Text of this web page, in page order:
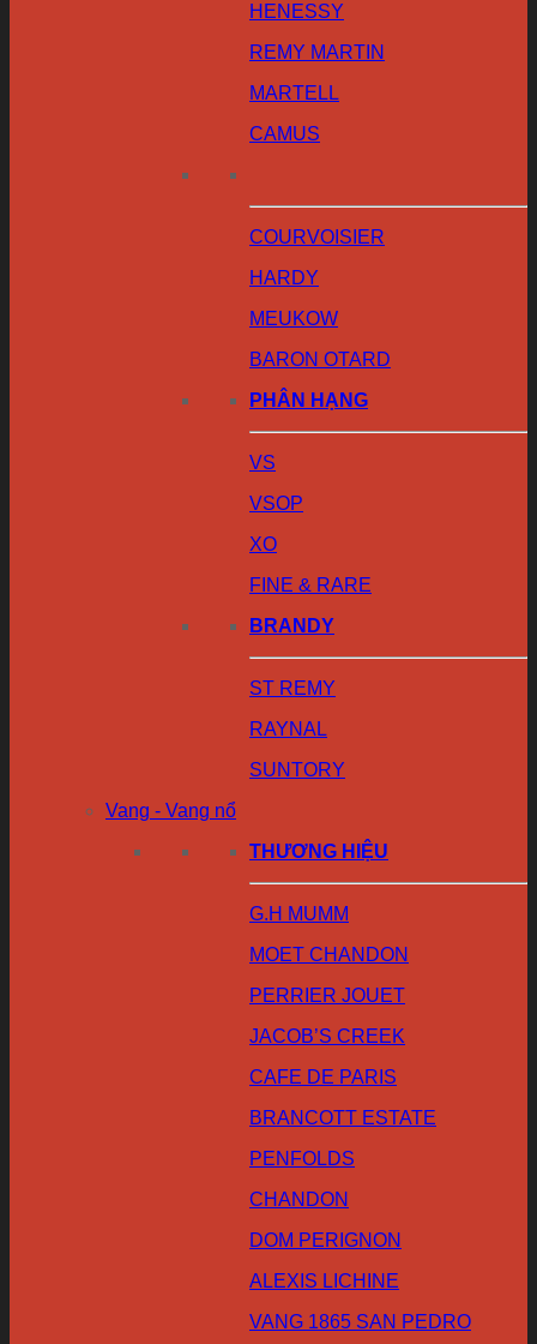
HENESSY
REMY MARTIN
MARTELL
CAMUS
COURVOISIER
HARDY
MEUKOW
BARON OTARD
PHÂN HẠNG
VS
VSOP
XO
FINE & RARE
BRANDY
ST REMY
RAYNAL
SUNTORY
Vang - Vang nổ
THƯƠNG HIỆU
G.H MUMM
MOET CHANDON
PERRIER JOUET
JACOB’S CREEK
CAFE DE PARIS
BRANCOTT ESTATE
PENFOLDS
CHANDON
DOM PERIGNON
ALEXIS LICHINE
VANG 1865 SAN PEDRO